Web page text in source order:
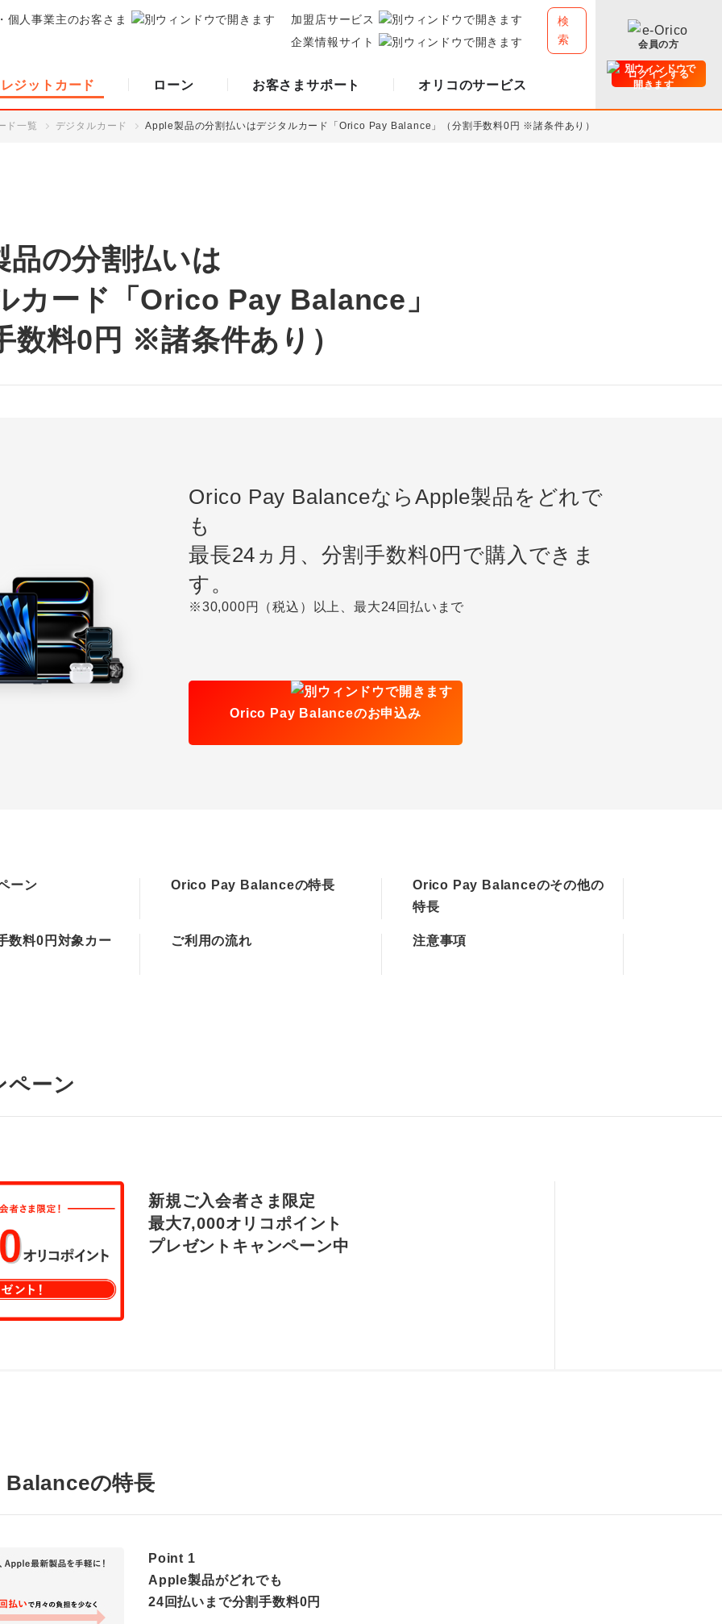
個人事業主のお客さま
加盟店サービス
企業情報サイト
検
索
ジットカード ローン お客さまサポート オリコのサービス
会員の方
ログインする
ド一覧 デジタルカード Apple製品の分割払いはデジタルカード「Orico Pay Balance」（分割手数料0円 ※諸条件あり）
の分割払いは
カード「Orico Pay Balance」
数料0円 ※諸条件あり）
Orico Pay BalanceならApple製品をどれで
も
最長24ヵ月、分割手数料0円で購入できま
す。
※30,000円（税込）以上、最大24回払いまで
Orico Pay Balanceのお申込み
ーン Orico Pay Balanceの特長
Orico Pay Balanceのその他の
特長
数料0円対象カー ご利用の流れ 注意事項
ペーン
新規ご入会者さま限定
最大7,000オリコポイント
プレゼントキャンペーン中
の特長
Point 1
Apple製品がどれでも
24回払いまで分割手数料0円